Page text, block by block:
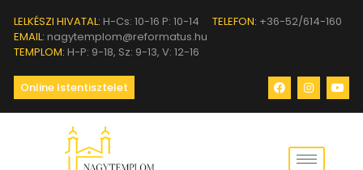
LELKÉSZI HIVATAL: H-Cs: 10-16 P: 10-14 TELEFON: +36-52/614-160
EMAIL: nagytemplom@reformatus.hu
TEMPLOM: H-P: 9-18, Sz: 9-13, V: 12-16
Online Istentisztelet